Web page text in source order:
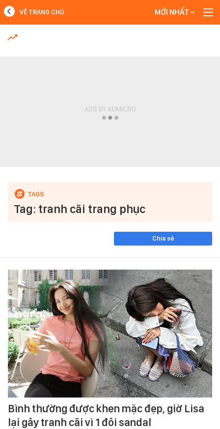
MỚI NHẤT
VỀ TRANG CHỦ MỚI NHẤT
Tag: tranh cãi trang phục
Chia sẻ
Bình thường được khen mặc đẹp, giờ Lisa
lại gây tranh cãi vì 1 đôi sandal